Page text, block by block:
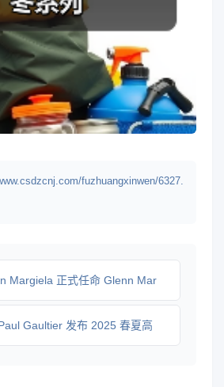
fuzhuangxinwen/6327.
Margiela 正式任命 Glenn Mar
Gaultier 发布 2025 春夏高